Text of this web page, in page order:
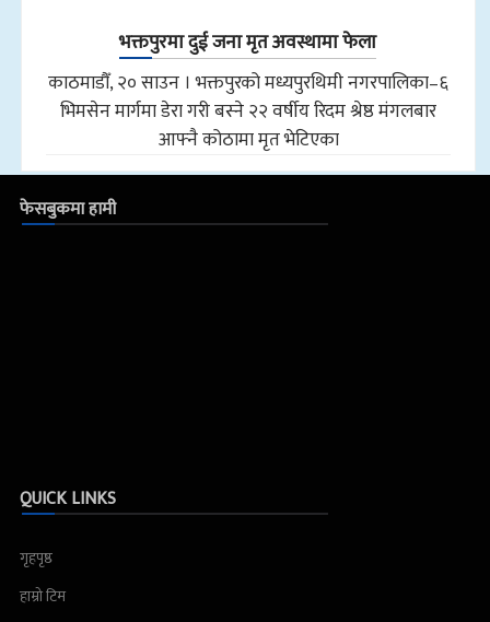
भक्तपुरमा दुई जना मृत अवस्थामा फेला
काठमाडौँ, २० साउन । भक्तपुरको मध्यपुरथिमी नगरपालिका–६
भिमसेन मार्गमा डेरा गरी बस्ने २२ वर्षीय रिदम श्रेष्ठ मंगलबार
आफ्नै कोठामा मृत भेटिएका
फेसबुकमा हामी
QUICK LINKS
गृहपृष्ठ
हाम्रो टिम